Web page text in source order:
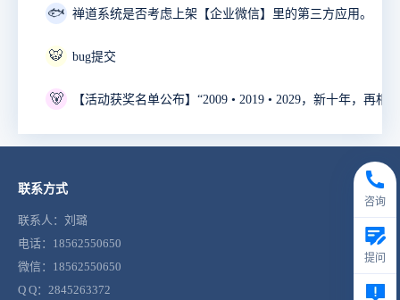
🐟 禅道系统是否考虑上架【企业微信】里的第三方应用。
🐯 bug提交
🐻
联系方式
联系人：刘璐
电话：18562550650
微信：18562550650
Q Q：2845263372
咨询
提问